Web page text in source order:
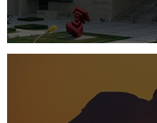
产品展厅设计
中国人体器